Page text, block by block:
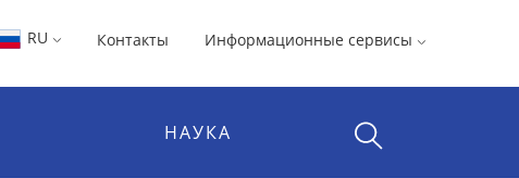
RU Контакты Информационные сервисы
НАУКА